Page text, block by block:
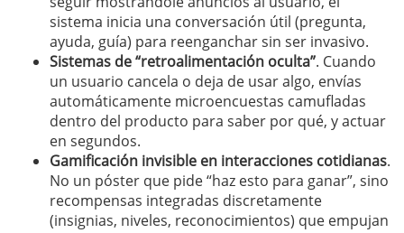
sistema inicia una conversación útil (pregunta,
ayuda, guía) para reenganchar sin ser invasivo.
Sistemas de “retroalimentación oculta”. Cuando
un usuario cancela o deja de usar algo, envías
automáticamente microencuestas camufladas
dentro del producto para saber por qué, y actuar
en segundos.
Gamificación invisible en interacciones cotidianas.
No un póster que pide “haz esto para ganar”, sino
recompensas integradas discretamente
(insignias, niveles, reconocimientos) que empujan